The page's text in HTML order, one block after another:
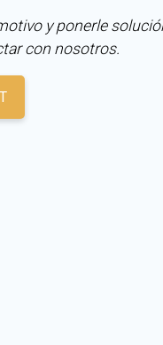
y ponerle
con nosotros.